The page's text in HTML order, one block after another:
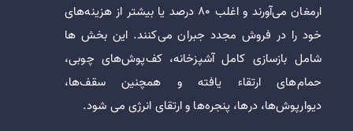
ارمغان می‌آورند و اغلب ۸۰ درصد یا بیشتر از هزینه‌های
خود را در فروش مجدد جبران می‌کنند. این بخش ها
شامل بازسازی کامل آشپزخانه، کف‌پوش‌های چوبی،
حمام‌های ارتقاء یافته و همچنین سقف‌ها،
دیوارپوش‌ها، درها، پنجره‌ها و ارتقای انرژی می شود.